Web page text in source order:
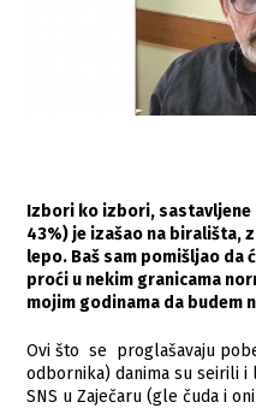
Izbori ko izbori,
43%) je izašao na birališta,
lepo. Baš sam pomišljao
proći u nekim granicama
mojim godinama da budem
Ovi što se proglašavaju
odbornika) danima su seirili
SNS u Zaječaru (gle čuda i